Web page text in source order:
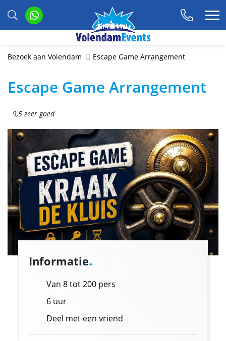
Bezoek aan Volendam Escape Game Arrangement
Escape Game Arrangement
9,5 zeer goed
Informatie.
Van 8 tot 200 pers
6 uur
Deel met een vriend